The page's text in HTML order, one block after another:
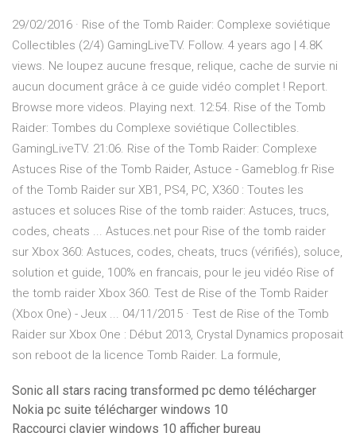
29/02/2016 · Rise of the Tomb Raider: Complexe soviétique
Collectibles (2/4) GamingLiveTV. Follow. 4 years ago | 4.8K
views. Ne loupez aucune fresque, relique, cache de survie ni
aucun document grâce à ce guide vidéo complet ! Report.
Browse more videos. Playing next. 12:54. Rise of the Tomb
Raider: Tombes du Complexe soviétique Collectibles.
GamingLiveTV. 21:06. Rise of the Tomb Raider: Complexe
Astuces Rise of the Tomb Raider, Astuce - Gameblog.fr Rise
of the Tomb Raider sur XB1, PS4, PC, X360 : Toutes les
astuces et soluces Rise of the tomb raider: Astuces, trucs,
codes, cheats ... Astuces.net pour Rise of the tomb raider
sur Xbox 360: Astuces, codes, cheats, trucs (vérifiés), soluce,
solution et guide, 100% en francais, pour le jeu vidéo Rise of
the tomb raider Xbox 360. Test de Rise of the Tomb Raider
(Xbox One) - Jeux ... 04/11/2015 · Test de Rise of the Tomb
Raider sur Xbox One : Début 2013, Crystal Dynamics proposait
son reboot de la licence Tomb Raider. La formule,
Sonic all stars racing transformed pc demo télécharger
Nokia pc suite télécharger windows 10
Raccourci clavier windows 10 afficher bureau